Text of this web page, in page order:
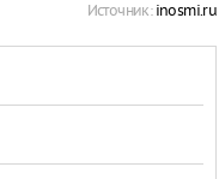
Источник: inosmi.ru